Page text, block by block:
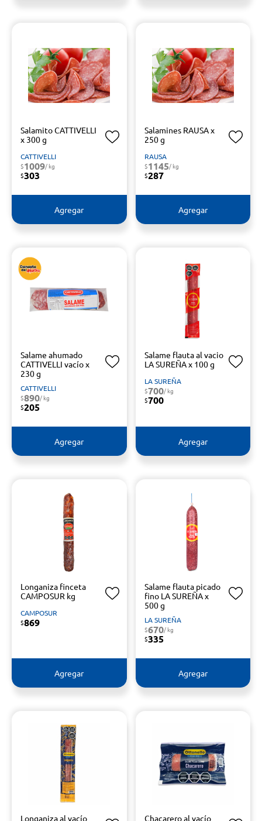
Salamito CATTIVELLI
x 300 g
CATTIVELLI
$1009/ kg
$303
Agregar
Salamines RAUSA x
250 g
RAUSA
$1145/ kg
$287
Agregar
Salame ahumado
CATTIVELLI vacío x
230 g
CATTIVELLI
$890/ kg
$205
Agregar
Salame flauta al vacio
LA SUREÑA x 100 g
LA SUREÑA
$700/ kg
$700
Agregar
Longaniza finceta
CAMPOSUR kg
CAMPOSUR
$869
Agregar
Salame flauta picado
fino LA SUREÑA x
500 g
LA SUREÑA
$670/ kg
$335
Agregar
Longaniza al vacío
Chacarero al vacío